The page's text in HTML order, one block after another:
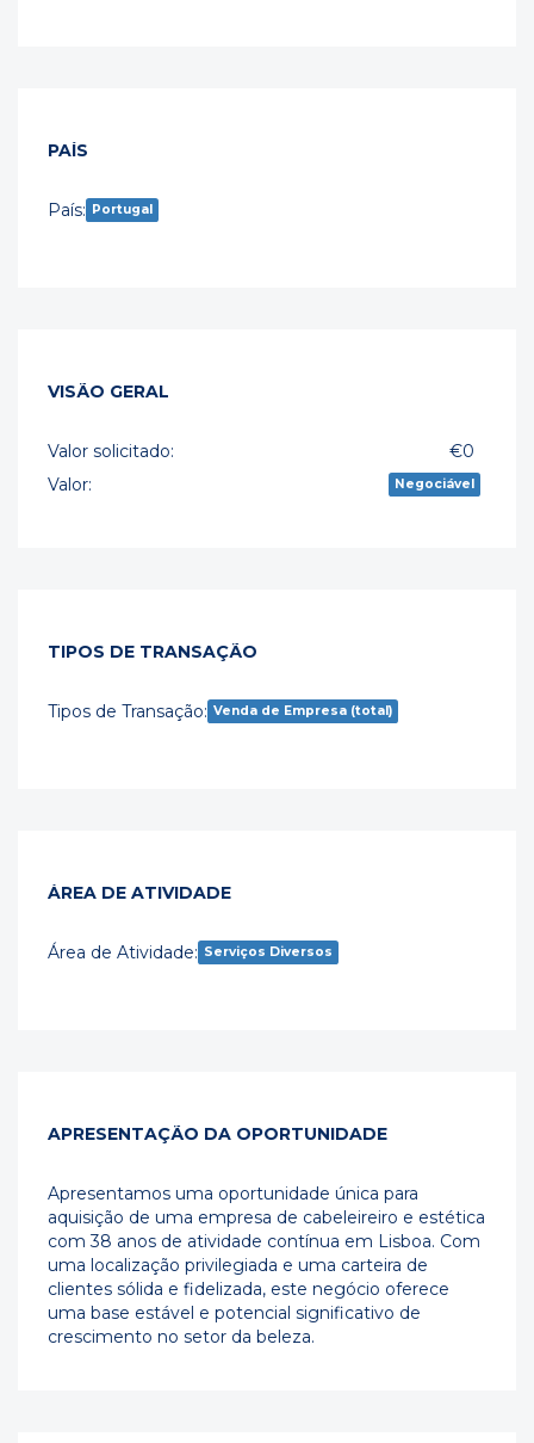
PAÍS
País: Portugal
VISÃO GERAL
Valor solicitado:
€0
Valor:
Negociável
TIPOS DE TRANSAÇÃO
Tipos de Transação: Venda de Empresa (total)
ÁREA DE ATIVIDADE
Área de Atividade: Serviços Diversos
APRESENTAÇÃO DA OPORTUNIDADE
Apresentamos uma oportunidade única para
aquisição de uma empresa de cabeleireiro e estética
com 38 anos de atividade contínua em Lisboa. Com
uma localização privilegiada e uma carteira de
clientes sólida e fidelizada, este negócio oferece
uma base estável e potencial significativo de
crescimento no setor da beleza.